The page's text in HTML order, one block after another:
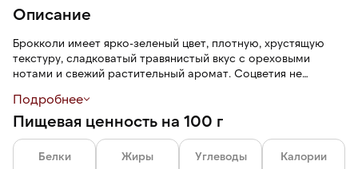
Описание
Брокколи имеет ярко-зеленый цвет, плотную, хрустящую
текстуру, сладковатый травянистый вкус с ореховыми
нотами и свежий растительный аромат. Соцветия не
Шоковая заморозка — технология быстрой заморозки,
которая помогает сохранить питательный свойства и
рассыпчатость.
Подробнее
Пищевая ценность на 100 г
Белки Жиры Углеводы Калории